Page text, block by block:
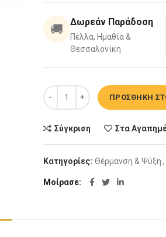
🚚 Δωρεάν Παράδοση
Πέλλα, Ημαθία &
Θεσσαλονίκη
Θερμαντικό σώμα 11/900/1000
ΠΡΟΣΘΉΚΗ
Σύγκριση Στα
Κατηγορίες: Θέρμανση & Ψύξη,
Μοίρασε